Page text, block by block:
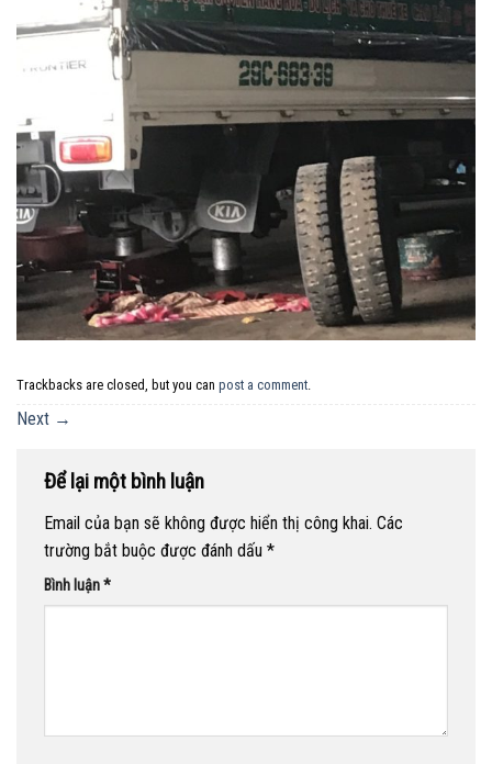
Trackbacks are closed, but you can post a comment
Next →
Để lại một bình luận
Email của bạn sẽ không được hiển thị công khai. Các
trường bắt buộc được đánh dấu *
Bình luận*